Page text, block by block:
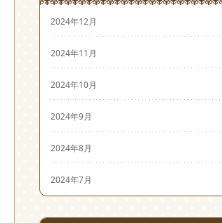
2024年12月
2024年11月
2024年10月
2024年9月
2024年8月
2024年7月